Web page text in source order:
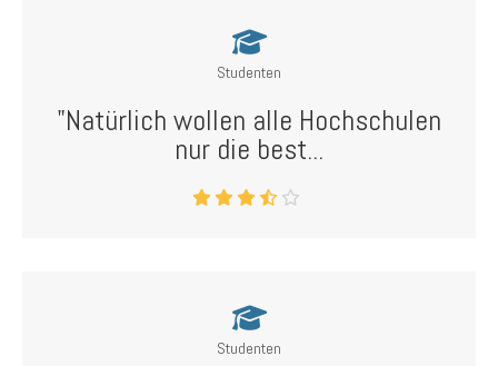
Studenten
"Natürlich wollen alle Hochschulen
nur die best...
Studenten